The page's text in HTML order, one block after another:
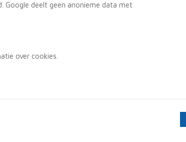
Google deelt geen anonieme data met
over cookies.